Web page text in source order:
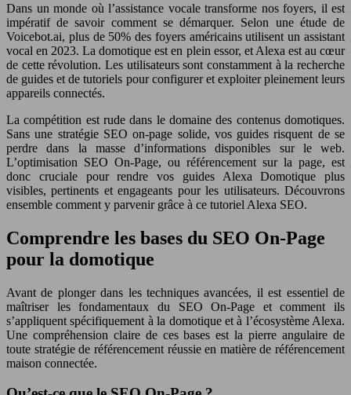
Dans un monde où l’assistance vocale transforme nos foyers, il est
impératif de savoir comment se démarquer. Selon une étude de
Voicebot.ai, plus de 50% des foyers américains utilisent un assistant
vocal en 2023. La domotique est en plein essor, et Alexa est au cœur
de cette révolution. Les utilisateurs sont constamment à la recherche
de guides et de tutoriels pour configurer et exploiter pleinement leurs
appareils connectés.
La compétition est rude dans le domaine des contenus domotiques.
Sans une stratégie SEO on-page solide, vos guides risquent de se
perdre dans la masse d’informations disponibles sur le web.
L’optimisation SEO On-Page, ou référencement sur la page, est
donc cruciale pour rendre vos guides Alexa Domotique plus
visibles, pertinents et engageants pour les utilisateurs. Découvrons
ensemble comment y parvenir grâce à ce tutoriel Alexa SEO.
Comprendre les bases du SEO On-Page
pour la domotique
Avant de plonger dans les techniques avancées, il est essentiel de
maîtriser les fondamentaux du SEO On-Page et comment ils
s’appliquent spécifiquement à la domotique et à l’écosystème Alexa.
Une compréhension claire de ces bases est la pierre angulaire de
toute stratégie de référencement réussie en matière de référencement
maison connectée.